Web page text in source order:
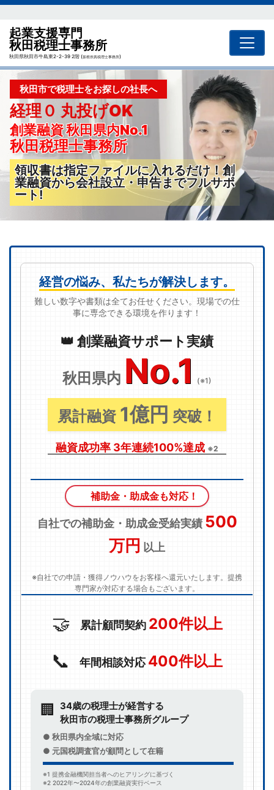
起業支援専門
秋田税理士事務所
秋田県秋田市牛島東2-2-39 2階 (坂根崇真税理士事務所)
秋田市で税理士をお探しの社長へ
経理０ 丸投げOK
創業融資 秋田県内No.1
秋田税理士事務所
領収書は指定ファイルに入れるだけ！創
業融資から会社設立・申告までフルサポ
ート!
経営の悩み、私たちが解決します。
難しい数字や書類は全てお任せください。現場での仕
事に専念できる環境を作ります！
👑 創業融資サポート実績
秋田県内 No.1 (※1)
累計融資 1億円 突破！
融資成功率 3年連続100%達成 ※2
補助金・助成金も対応！
自社での補助金・助成金受給実績 500
万円
以上
※自社での申請・獲得ノウハウをお客様へ還元いたします。提携
専門家が対応する場合もございます。
🤝 累計顧問契約 200件以上
📞 年間相談対応400件以上
🏢
34歳の税理士が経営する
秋田市の税理士事務所グループ
● 秋田県内全域に対応
● 元国税調査官が顧問として在籍
※1 提携金融機関担当者へのヒアリングに基づく
※2 2022年〜2024年の創業融資実行ベース